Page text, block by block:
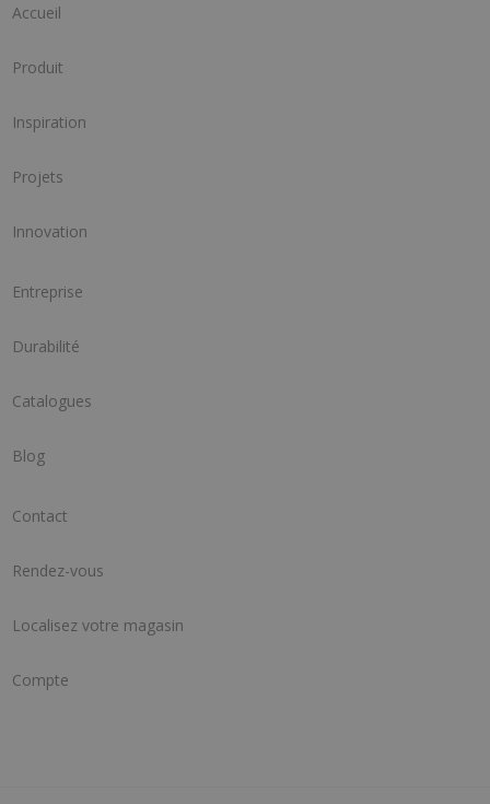
Accueil
Produit
Inspiration
Projets
Innovation
Entreprise
Durabilité
Catalogues
Blog
Contact
Rendez-vous
Localisez votre magasin
Compte